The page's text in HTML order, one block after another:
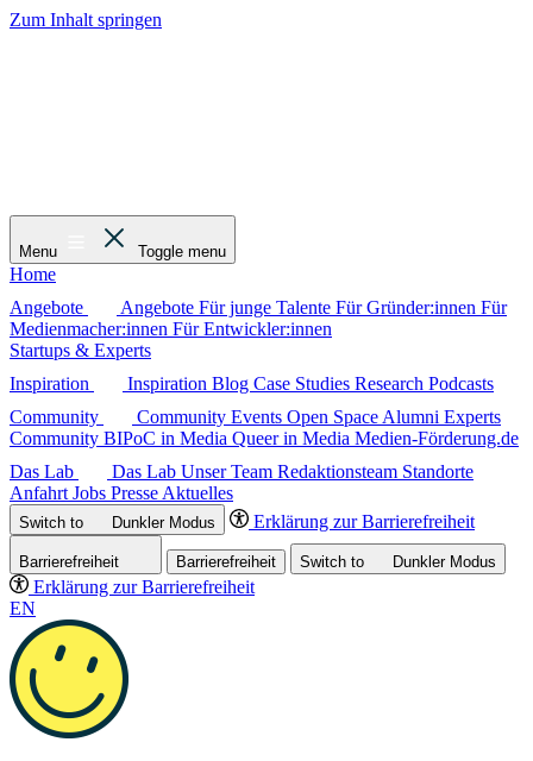
Zum Inhalt springen
Menu Toggle menu
Home
Angebote
Angebote Für junge Talente Für Gründer:innen Für
Medienmacher:innen Für Entwickler:innen
Startups & Experts
Inspiration
Inspiration Blog Case Studies Research Podcasts
Community
Community Events Open Space Alumni Experts
Community BIPoC in Media Queer in Media Medien-Förderung.de
Das Lab
Das Lab Unser Team Redaktionsteam Standorte
Anfahrt Jobs Presse Aktuelles
Switch to DunklerModus Erklärung zur Barrierefreiheit
Barrierefreiheit Barrierefreiheit Switch to DunklerModus
Erklärung zur Barrierefreiheit
EN